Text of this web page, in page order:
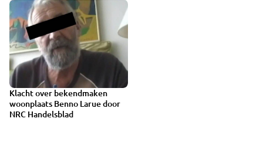
Klacht over bekendmaken
woonplaats Benno Larue door
NRC Handelsblad